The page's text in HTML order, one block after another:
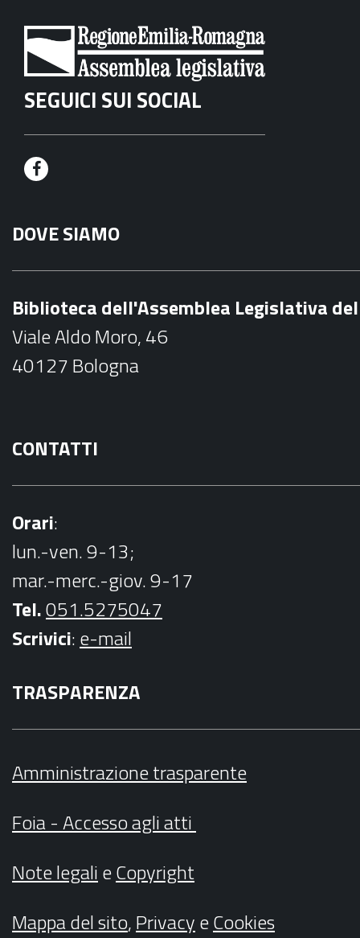
SEGUICI SUI SOCIAL
F
c
e
k
DOVE SIAMO
Biblioteca dell'Assemblea Legislativa
Viale Aldo Moro, 46
40127 Bologna
CONTATTI
Orari:
lun.-ven. 9-13;
mar.-merc.-giov. 9-17
Tel.051.5275047
Scrivici:e-mail
TRASPARENZA
Amministrazione trasparente
Foia - Accesso agli atti
Note legalieCopyright
Mappa del sito,PrivacyeCookies